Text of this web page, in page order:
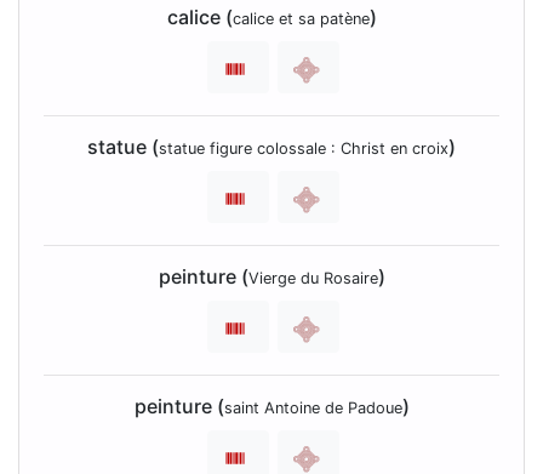
calice (calice et sa patène)
statue (statue figure colossale : Christ en croix)
peinture (Vierge du Rosaire)
peinture (saint Antoine de Padoue)